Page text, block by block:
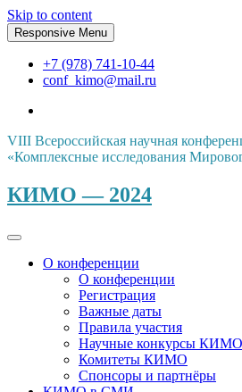
Skip to content
Responsive Menu
+7 (978) 741-10-44
conf_kimo@mail.ru
VIII Всероссийская научная
«Комплексные исследования
КИМО — 2024
О конференции
О конференции
Регистрация
Важные даты
Правила участия
Научные конкурсы КИМО
Комитеты КИМО
Спонсоры и партнёры